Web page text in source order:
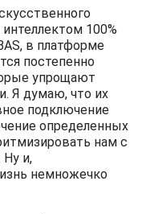
100%
в платформе
постепенно
упрощают
Я думаю, что их
подключение
определенных
нам с
и,
немножечко